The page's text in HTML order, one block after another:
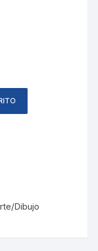
Dibujo